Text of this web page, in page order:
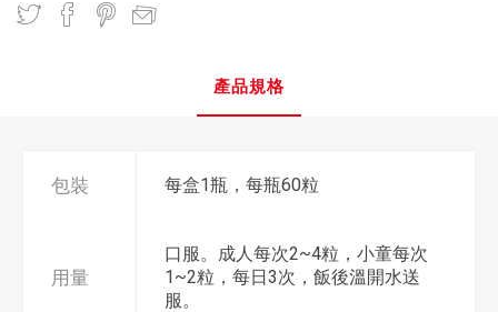
產品規格
包裝 每盒1瓶，每瓶60粒
用量
口服。成人每次2~4粒，小童每次
1~2粒，每日3次，飯後溫開水送
服。